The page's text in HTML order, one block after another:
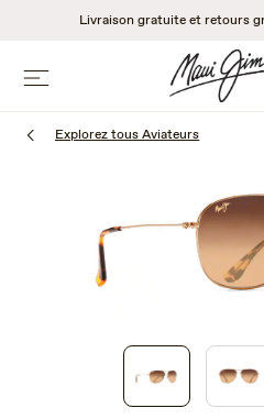
principal
Livraison gratuite et retours
Menu
Explorez tous Aviateurs